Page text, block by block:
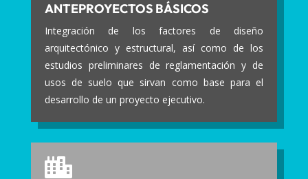
ANTEPROYECTOS BÁSICOS
Integración de los factores de diseño
arquitectónico y estructural, así como de los
estudios preliminares de reglamentación y de
usos de suelo que sirvan como base para el
desarrollo de un proyecto ejecutivo.
